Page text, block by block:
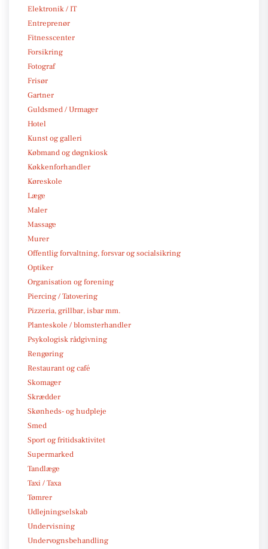
Elektronik / IT
Entreprenør
Fitnesscenter
Forsikring
Fotograf
Frisør
Gartner
Guldsmed / Urmager
Hotel
Kunst og galleri
Købmand og døgnkiosk
Køkkenforhandler
Køreskole
Læge
Maler
Massage
Murer
Offentlig forvaltning, forsvar og socialsikring
Optiker
Organisation og forening
Piercing / Tatovering
Pizzeria, grillbar, isbar mm.
Planteskole / blomsterhandler
Psykologisk rådgivning
Rengøring
Restaurant og café
Skomager
Skrædder
Skønheds- og hudpleje
Smed
Sport og fritidsaktivitet
Supermarked
Tandlæge
Taxi / Taxa
Tømrer
Udlejningselskab
Undervisning
Undervognsbehandling